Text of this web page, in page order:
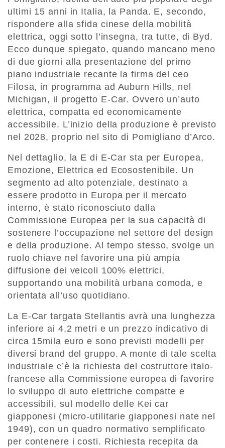
ultimi 15 anni in Italia, la Panda. E, secondo,
rispondere alla sfida cinese della mobilità
elettrica, oggi sotto l’insegna, tra tutte, di Byd.
Ecco dunque spiegato, quando mancano meno
di due giorni alla presentazione del primo
piano industriale recante la firma del ceo
Filosa, in programma ad Auburn Hills, nel
Michigan, il progetto E-Car. Ovvero un’auto
elettrica, compatta ed economicamente
accessibile. L’inizio della produzione è previsto
nel 2028, proprio nel sito di Pomigliano d’Arco.
Nel dettaglio, la E di E-Car sta per Europea,
Emozione, Elettrica ed Ecosostenibile. Un
segmento ad alto potenziale, destinato a
essere prodotto in Europa per il mercato
interno, è stato riconosciuto dalla
Commissione Europea per la sua capacità di
sostenere l’occupazione nel settore del design
e della produzione. Al tempo stesso, svolge un
ruolo chiave nel favorire una più ampia
diffusione dei veicoli 100% elettrici,
supportando una mobilità urbana comoda, e
orientata all’uso quotidiano.
La E-Car targata Stellantis avrà una lunghezza
inferiore ai 4,2 metri e un prezzo indicativo di
circa 15mila euro e sono previsti modelli per
diversi brand del gruppo. A monte di tale scelta
industriale c’è la richiesta del costruttore italo-
francese alla Commissione europea di favorire
lo sviluppo di auto elettriche compatte e
accessibili, sul modello delle Kei car
giapponesi (micro-utilitarie giapponesi nate nel
1949), con un quadro normativo semplificato
per contenere i costi. Richiesta recepita da